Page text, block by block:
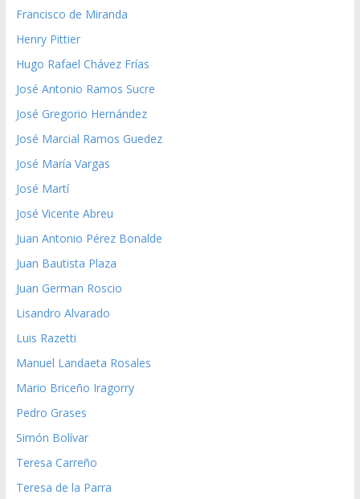
Francisco de Miranda
Henry Pittier
Hugo Rafael Chávez Frías
José Antonio Ramos Sucre
José Gregorio Hernández
José Marcial Ramos Guedez
José María Vargas
José Martí
José Vicente Abreu
Juan Antonio Pérez Bonalde
Juan Bautista Plaza
Juan German Roscio
Lisandro Alvarado
Luis Razetti
Manuel Landaeta Rosales
Mario Briceño Iragorry
Pedro Grases
Simón Bolívar
Teresa Carreño
Teresa de la Parra